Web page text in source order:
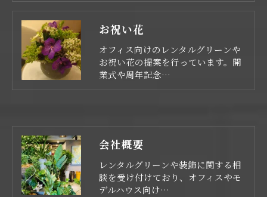
お祝い花
オフィス向けのレンタルグリーンや
お祝い花の提案を行っています。開
業式や周年記念…
会社概要
レンタルグリーンや装飾に関する相
談を受け付けており、オフィスやモ
デルハウス向け…